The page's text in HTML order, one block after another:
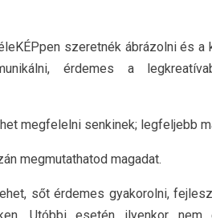
szeretnék ábrázolni és
érdemes a
megfelelni senkinek; legfeljebb
megmutathatod magadat.
sőt érdemes gyakorolni,